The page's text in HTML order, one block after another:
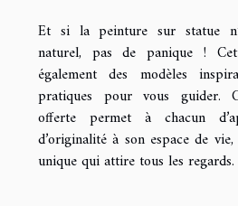
Et si la peinture sur statue
naturel, pas de panique !
également des modèles
pratiques pour vous guider.
offerte permet à chacun
d’originalité à son espace de
unique qui attire tous les regards.